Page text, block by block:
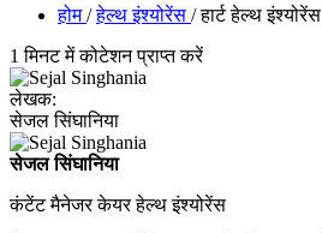
होम/हेल्थ इंश्योरेंस / हार्ट हेल्थ इंश्योरेंस
1 मिनट में कोटेशन प्राप्त करें
लेखक:
सेजल सिंघानिया
सेजल सिंघानिया
कंटेंट मैनेजर केयर हेल्थ इंश्योरेंस